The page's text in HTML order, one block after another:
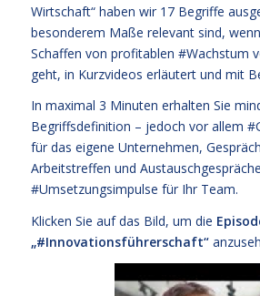
Wirtschaft“ haben wir 17 Begriffe
besonderem Maße relevant sind,
Schaffen von profitablen #Wachstum
geht, in Kurzvideos erläutert und mit
In maximal 3 Minuten erhalten Sie
Begriffsdefinition – jedoch vor allem
für das eigene Unternehmen,
Arbeitstreffen und
#Umsetzungsimpulse für Ihr Team.
Klicken Sie auf das Bild, um die
„#Innovationsführerschaft“